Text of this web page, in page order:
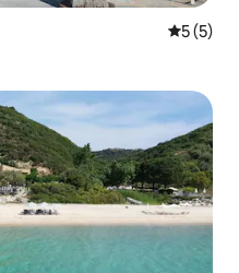
5 ud af 5
5 (5)